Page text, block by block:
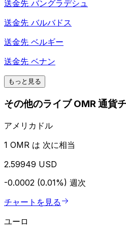
送金先 バングラデシュ
送金先 バルバドス
送金先 ベルギー
送金先 ベナン
もっと見る
その他のライブ OMR 通貨
アメリカドル
1 OMR は 次に相当
2.59949 USD
-0.0002 (0.01%) 週次
チャートを見る
ユーロ